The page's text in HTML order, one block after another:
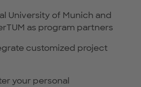
University of Munich and
as program partners
customized project
your personal